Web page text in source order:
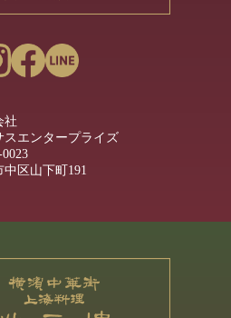
社
スエンタープライズ
中区山下町191